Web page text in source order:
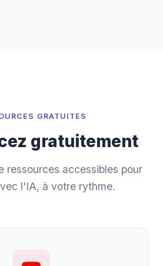
GRATUITES
gratuitement
ressources accessibles pour
l'IA, à votre rythme.